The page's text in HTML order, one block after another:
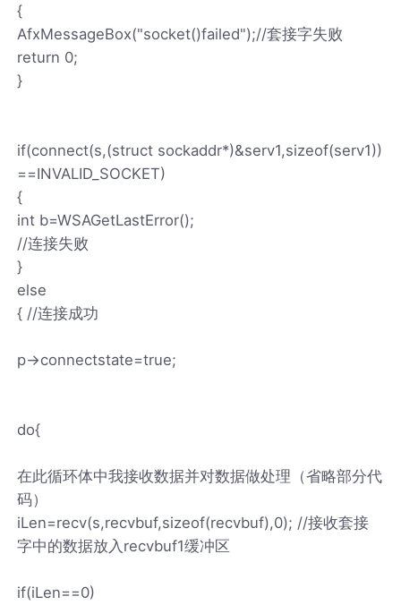
{
AfxMessageBox("socket()failed");//套接字失败
return 0;
}
if(connect(s,(struct sockaddr*)&serv1,sizeof(serv1))
==INVALID_SOCKET)
{
int b=WSAGetLastError();
//连接失败
}
else
{ //连接成功
p->connectstate=true;
do{
在此循环体中我接收数据并对数据做处理（省略部分代
码）
iLen=recv(s,recvbuf,sizeof(recvbuf),0); //接收套接
字中的数据放入recvbuf1缓冲区
if(iLen==0)